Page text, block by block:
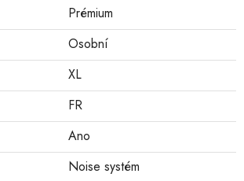
Prémium
Osobní
XL
FR
Ano
Noise systém